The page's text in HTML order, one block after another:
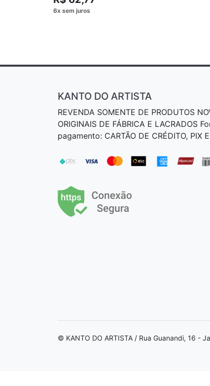
KANTO DO ARTISTA
REVENDA SOMENTE DE PRODUTOS
ORIGINAIS DE FÁBRICA E LACRADOS
pagamento: CARTÃO DE CRÉDITO, PIX
© KANTO DO ARTISTA / Rua Guanandi, 16 -